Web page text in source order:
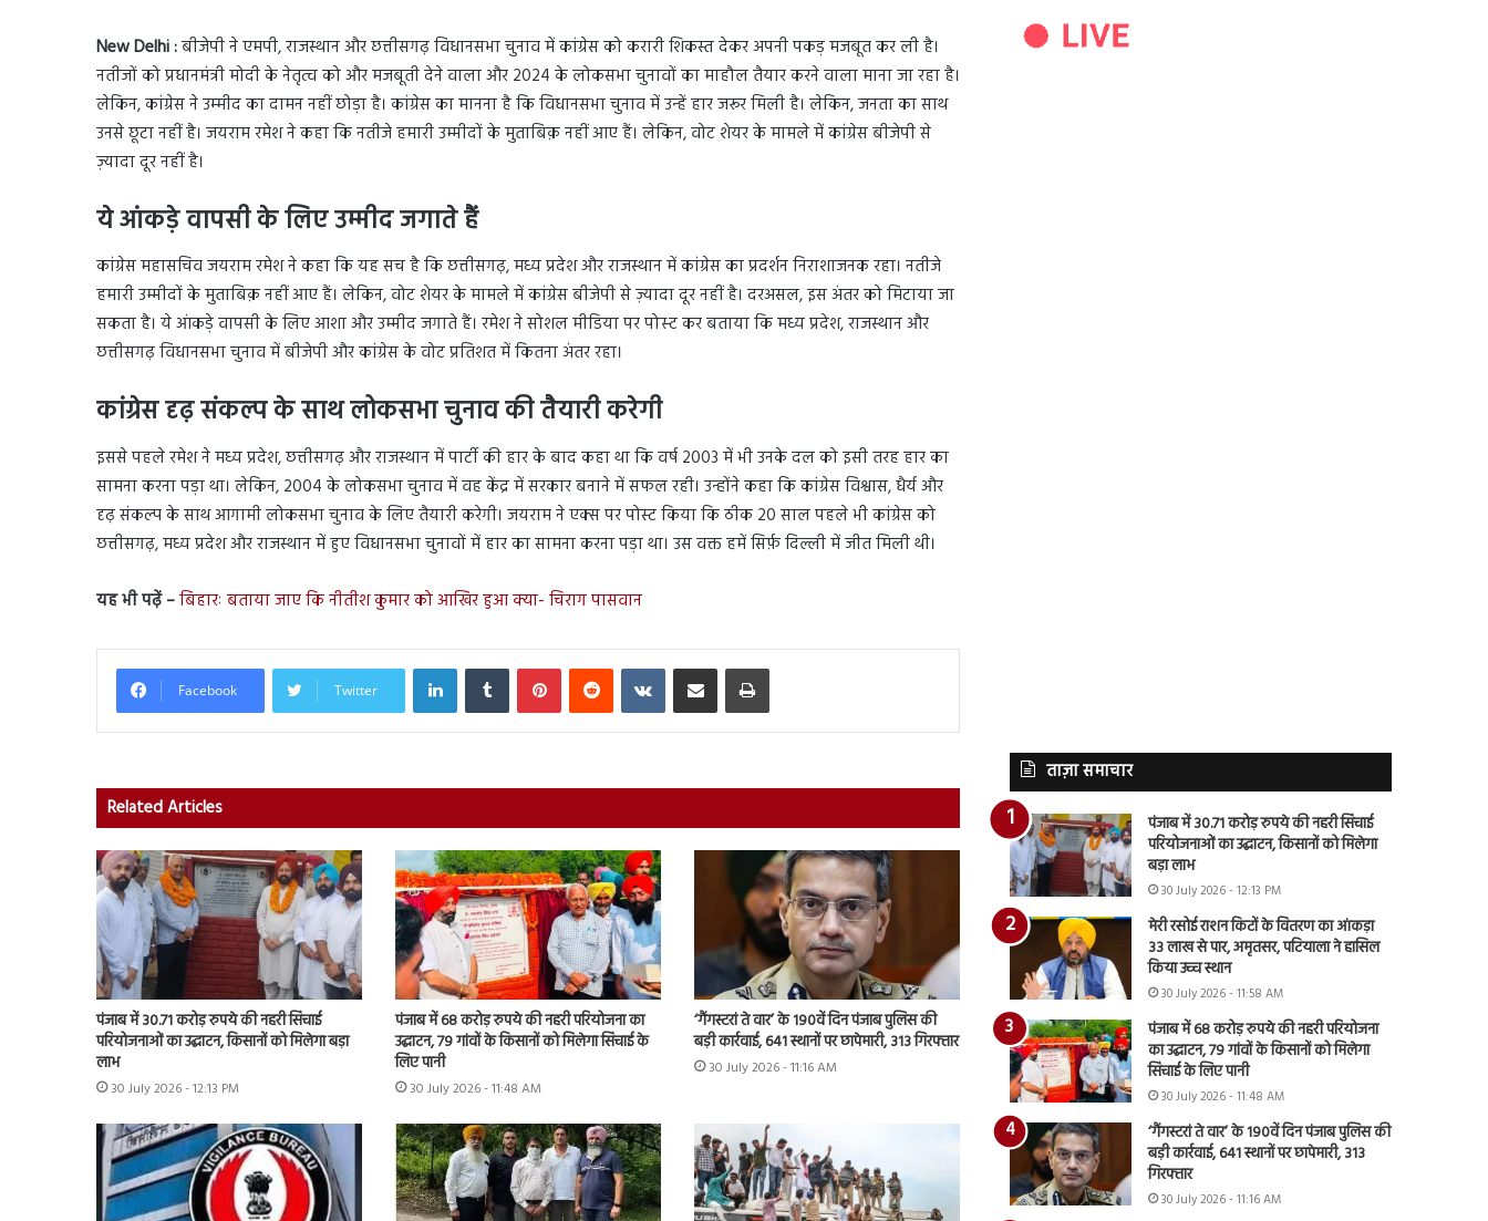
NewDelhi :बीजेपी ने एमपी, राजस्थान और छत्तीसगढ़ विधानसभा चुनाव में कांग्रेस को करारी शिकस्त देकर अपनी पकड़ मजबूत कर ली है।
नतीजों को प्रधानमंत्री मोदी के नेतृत्व को और मजबूती देने वाला और 2024 के लोकसभा चुनावों का माहौल तैयार करने वाला माना जा रहा है।
लेकिन, कांग्रेस ने उम्‍मीद का दामन नहीं छोड़ा है। कांग्रेस का मानना है कि विधानसभा चुनाव में उन्‍हें हार जरूर मिली है। लेकिन, जनता का साथ
उनसे छूटा नहीं है। जयराम रमेश ने कहा कि नतीजे हमारी उम्मीदों के मुताबिक़ नहीं आए हैं। लेकिन, वोट शेयर के मामले में कांग्रेस बीजेपी से
ज़्यादा दूर नहीं है।
ये आंकड़े वापसी के लिए उम्मीद जगाते हैं
कांग्रेस महासचिव जयराम रमेश ने कहा कि यह सच है कि छत्तीसगढ़, मध्य प्रदेश और राजस्थान में कांग्रेस का प्रदर्शन निराशाजनक रहा। नतीजे
हमारी उम्मीदों के मुताबिक़ नहीं आए हैं। लेकिन, वोट शेयर के मामले में कांग्रेस बीजेपी से ज़्यादा दूर नहीं है। दरअसल, इस अंतर को मिटाया जा
सकता है। ये आंकड़े वापसी के लिए आशा और उम्मीद जगाते हैं। रमेश ने सोशल मीडिया पर पोस्‍ट कर बताया कि मध्य प्रदेश, राजस्थान और
छत्तीसगढ़ विधानसभा चुनाव में बीजेपी और कांग्रेस के वोट प्रतिशत में कितना अंतर रहा।
कांग्रेस दृढ़ संकल्प के साथ लोकसभा चुनाव की तैयारी करेगी
इससे पहले रमेश ने मध्य प्रदेश, छत्तीसगढ़ और राजस्थान में पार्टी की हार के बाद कहा था कि वर्ष 2003 में भी उनके दल को इसी तरह हार का
सामना करना पड़ा था। लेकिन, 2004 के लोकसभा चुनाव में वह केंद्र में सरकार बनाने में सफल रही। उन्होंने कहा कि कांग्रेस विश्वास, धैर्य और
दृढ़ संकल्प के साथ आगामी लोकसभा चुनाव के लिए तैयारी करेगी। जयराम ने एक्स पर पोस्ट किया कि ठीक 20 साल पहले भी कांग्रेस को
छत्तीसगढ़, मध्य प्रदेश और राजस्थान में हुए विधानसभा चुनावों में हार का सामना करना पड़ा था। उस वक्त हमें सिर्फ़ दिल्ली में जीत मिली थी।
यह भी पढ़ें –बिहारः बताया जाए कि नीतीश कुमार को आखिर हुआ क्या- चिराग पासवान
Facebook Twitter
LinkedInTumblr PinterestReddit VKontakteShare via Email Print
Related Articles
पंजाब में 30.71 करोड़ रुपये की नहरी सिंचाई
परियोजनाओं का उद्घाटन, किसानों को मिलेगा बड़ा
लाभ
30 July 2026 - 12:13 PM
पंजाब में 68 करोड़ रुपये की नहरी परियोजना का
उद्घाटन, 79 गांवों के किसानों को मिलेगा सिंचाई के
लिए पानी
30 July 2026 - 11:48 AM
‘गैंगस्टरां ते वार’ के 190वें दिन पंजाब पुलिस की
बड़ी कार्रवाई, 641 स्थानों पर छापेमारी, 313 गिरफ्तार
30 July 2026 - 11:16 AM
ताज़ा समाचार
पंजाब में 30.71 करोड़ रुपये की नहरी सिंचाई
परियोजनाओं का उद्घाटन, किसानों को मिलेगा
बड़ा लाभ
30 July 2026 - 12:13 PM
मेरी रसोई राशन किटों के वितरण का आंकड़ा
33 लाख से पार, अमृतसर, पटियाला ने हासिल
किया उच्च स्थान
30 July 2026 - 11:58 AM
पंजाब में 68 करोड़ रुपये की नहरी परियोजना
का उद्घाटन, 79 गांवों के किसानों को मिलेगा
सिंचाई के लिए पानी
30 July 2026 - 11:48 AM
‘गैंगस्टरां ते वार’ के 190वें दिन पंजाब पुलिस की
बड़ी कार्रवाई, 641 स्थानों पर छापेमारी, 313
गिरफ्तार
30 July 2026 - 11:16 AM